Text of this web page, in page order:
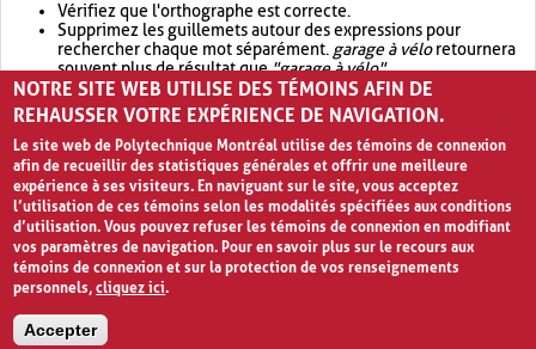
Vérifiez que l'orthographe est correcte.
Supprimez les guillemets autour des expressions pour
rechercher chaque mot séparément. garage à véloretournera
souvent plus de résultat que"garage à vélo".
Envisagez d'élargir votre recherche avec OR.garage OR vélo
retournera souvent plus de résultat quegarage à vélo
NOTRE SITE WEB UTILISE DES TÉMOINS AFIN DE
REHAUSSER VOTRE EXPÉRIENCE DE NAVIGATION.
Le site web de Polytechnique Montréal utilise des témoins de connexion
afin de recueillir des statistiques générales et offrir une meilleure
expérience à ses visiteurs. En naviguant sur le site, vous acceptez
l’utilisation de ces témoins selon les modalités spécifiées aux conditions
d’utilisation. Vous pouvez refuser les témoins de connexion en modifiant
vos paramètres de navigation. Pour en savoir plus sur le recours aux
témoins de connexion et sur la protection de vos renseignements
personnels,cliquez ici.
Accepter